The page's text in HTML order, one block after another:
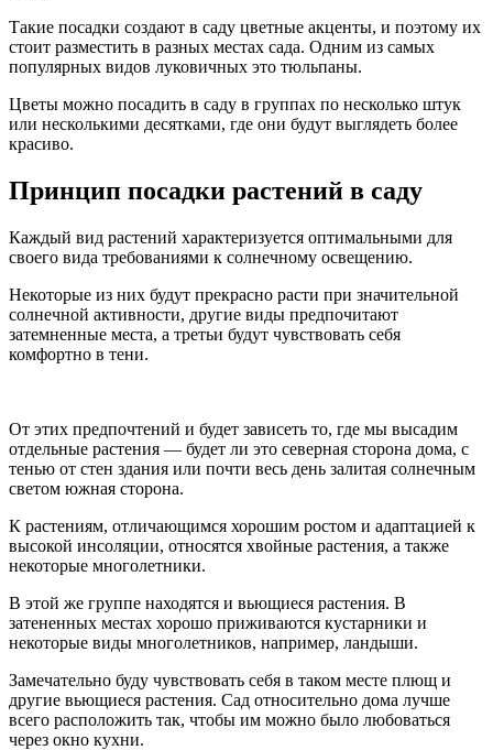
Такие посадки создают в саду цветные акценты, и поэтому их
стоит разместить в разных местах сада. Одним из самых
популярных видов луковичных это тюльпаны.
Цветы можно посадить в саду в группах по несколько штук
или несколькими десятками, где они будут выглядеть более
красиво.
Принцип посадки растений в саду
Каждый вид растений характеризуется оптимальными для
своего вида требованиями к солнечному освещению.
Некоторые из них будут прекрасно расти при значительной
солнечной активности, другие виды предпочитают
затемненные места, а третьи будут чувствовать себя
комфортно в тени.
От этих предпочтений и будет зависеть то, где мы высадим
отдельные растения — будет ли это северная сторона дома, с
тенью от стен здания или почти весь день залитая солнечным
светом южная сторона.
К растениям, отличающимся хорошим ростом и адаптацией к
высокой инсоляции, относятся хвойные растения, а также
некоторые многолетники.
В этой же группе находятся и вьющиеся растения. В
затененных местах хорошо приживаются кустарники и
некоторые виды многолетников, например, ландыши.
Замечательно буду чувствовать себя в таком месте плющ и
другие вьющиеся растения. Сад относительно дома лучше
всего расположить так, чтобы им можно было любоваться
через окно кухни.